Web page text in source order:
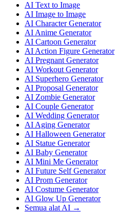
AI Text to Image
AI Image to Image
AI Character Generator
AI Anime Generator
AI Cartoon Generator
AI Action Figure Generator
AI Pregnant Generator
AI Workout Generator
AI Superhero Generator
AI Proposal Generator
AI Zombie Generator
AI Couple Generator
AI Wedding Generator
AI Aging Generator
AI Halloween Generator
AI Statue Generator
AI Baby Generator
AI Mini Me Generator
AI Future Self Generator
AI Prom Generator
AI Costume Generator
AI Glow Up Generator
Semua alat AI →